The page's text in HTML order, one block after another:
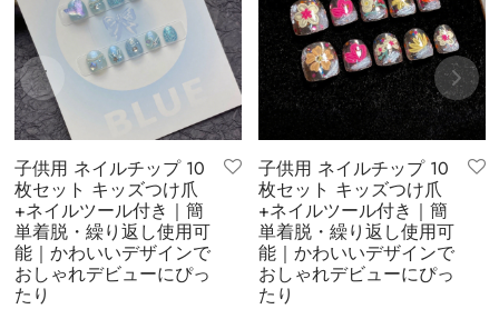
子供用 ネイルチップ 10
枚セット キッズつけ爪
+ネイルツール付き｜簡
単着脱・繰り返し使用可
能｜かわいいデザインで
おしゃれデビューにぴっ
たり
子供用 ネイルチップ 10
枚セット キッズつけ爪
+ネイルツール付き｜簡
単着脱・繰り返し使用可
能｜かわいいデザインで
おしゃれデビューにぴっ
たり